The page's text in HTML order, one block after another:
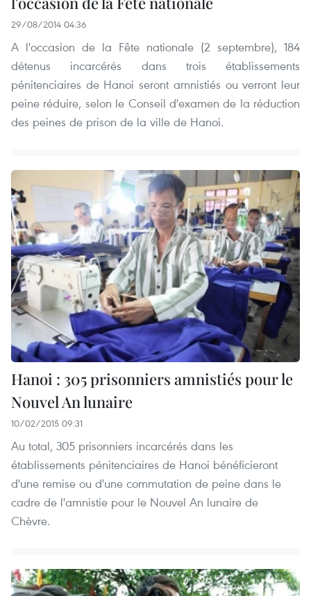
29/08/2014 04:36
A l'occasion de la Fête nationale (2 septembre), 184
détenus incarcérés dans trois établissements
pénitenciaires de Hanoi seront amnistiés ou verront leur
peine réduire, selon le Conseil d'examen de la réduction
des peines de prison de la ville de Hanoi.
Hanoi : 305 prisonniers amnistiés pour le
Nouvel An lunaire
10/02/2015 09:31
Au total, 305 prisonniers incarcérés dans les
établissements pénitenciaires de Hanoi bénéficieront
d'une remise ou d'une commutation de peine dans le
cadre de l'amnistie pour le Nouvel An lunaire de
Chèvre.